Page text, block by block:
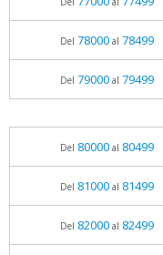
Del 78000al 78499
Del 79000al 79499
Del 80000al 80499
Del 81000al 81499
Del 82000al 82499